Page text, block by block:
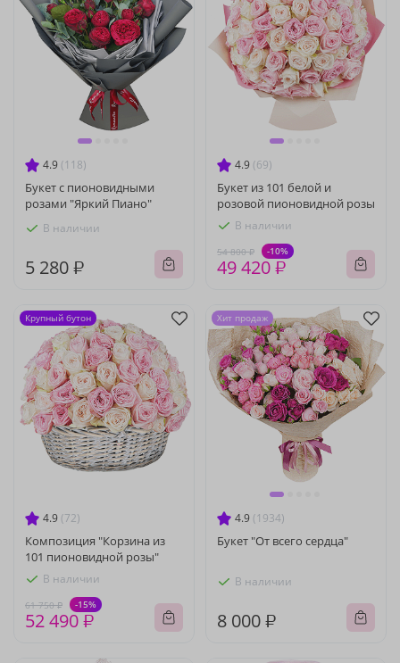
4.9 (118)
Букет с пионовидными
розами "Яркий Пиано"
В наличии
5 280 ₽
4.9 (69)
Букет из 101 белой и
розовой пионовидной розы
В наличии
54 800 ₽ -10%
49 420 ₽
4.9 (72)
Композиция "Корзина из
101 пионовидной розы"
В наличии
61 750 ₽ -15%
52 490 ₽
Крупный бутон
4.9 (1934)
Букет "От всего сердца"
В наличии
8 000 ₽
Хит продаж